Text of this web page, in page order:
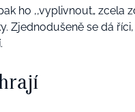
ho ‚‚vyplivnout„ zcela
Zjednodušeně se dá